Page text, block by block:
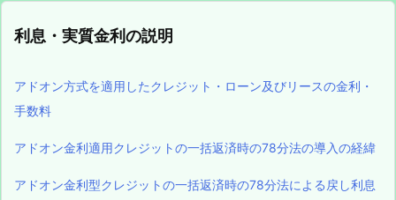
利息・実質金利の説明
アドオン方式を適用したクレジット・ローン及びリースの金利・
手数料
アドオン金利適用クレジットの一括返済時の78分法の導入の経緯
アドオン金利型クレジットの一括返済時の78分法による戻し利息